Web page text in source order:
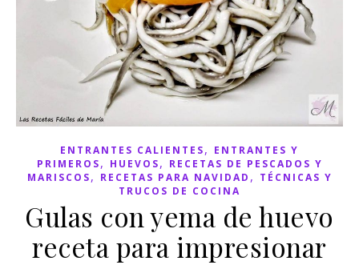
ENTRANTES CALIENTES, ENTRANTES Y
PRIMEROS, HUEVOS, RECETAS DE PESCADOS Y
MARISCOS, RECETAS PARA NAVIDAD , TÉCNICAS Y
TRUCOS DE COCINA
Gulas con yema de huevo
receta para impresionar